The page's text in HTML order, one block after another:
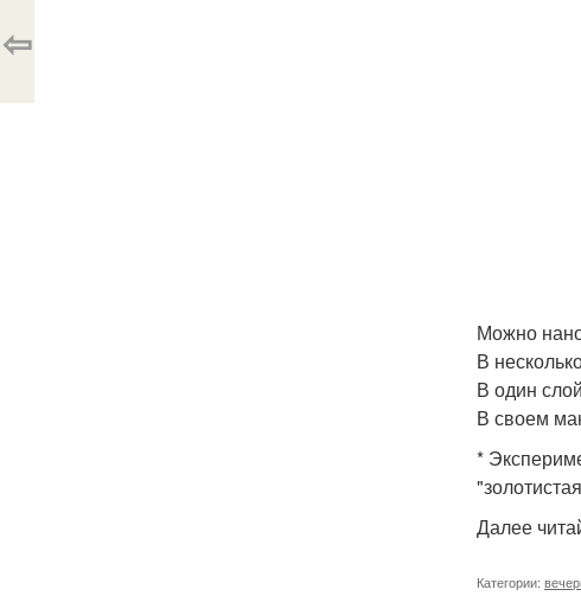
Можно
В
В один
В своем
*
Далее
Категории:
⇦